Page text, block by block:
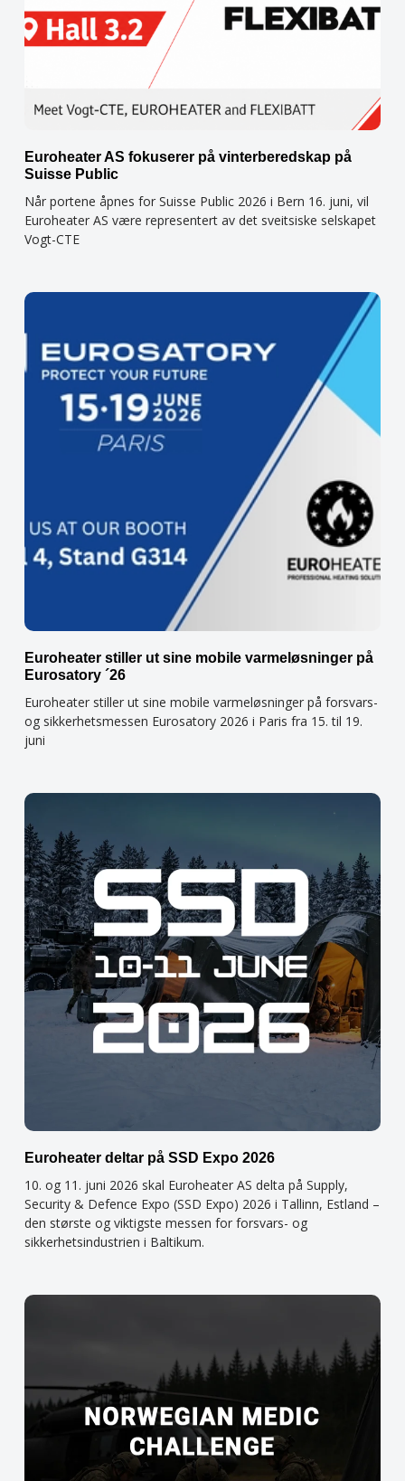
Euroheater AS fokuserer på vinterberedskap på
Suisse Public
Når portene åpnes for Suisse Public 2026 i Bern 16. juni, vil
Euroheater AS være representert av det sveitsiske selskapet
Vogt-CTE
Euroheater stiller ut sine mobile varmeløsninger på
Eurosatory ´26
Euroheater stiller ut sine mobile varmeløsninger på forsvars-
og sikkerhetsmessen Eurosatory 2026 i Paris fra 15. til 19.
juni
Euroheater deltar på SSD Expo 2026
10. og 11. juni 2026 skal Euroheater AS delta på Supply,
Security & Defence Expo (SSD Expo) 2026 i Tallinn, Estland –
den største og viktigste messen for forsvars- og
sikkerhetsindustrien i Baltikum.